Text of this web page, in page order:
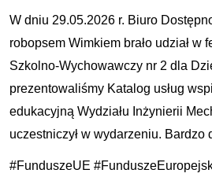
W dniu 29.05.2026 r. Biuro
robopsem Wimkiem brało udział
Szkolno-Wychowawczy nr 2 dla
prezentowaliśmy Katalog usług
edukacyjną Wydziału Inżynierii
uczestniczył w wydarzeniu.
#FunduszeUE